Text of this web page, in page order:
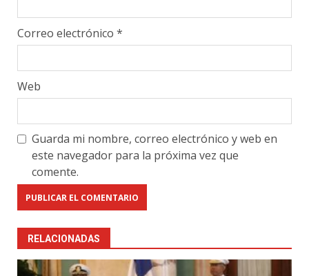
Correo electrónico *
Web
Guarda mi nombre, correo electrónico y web en
este navegador para la próxima vez que
comente.
RELACIONADAS